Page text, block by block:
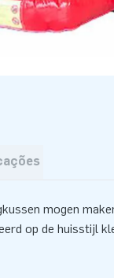
mogen
op de huisstijl